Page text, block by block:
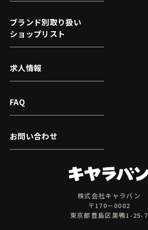
株式会社キャラバン
〒170－0002
東京都豊島区巣鴨1-25-7
ブランド別取り扱い
ショップリスト
求人情報
FAQ
お問い合わせ